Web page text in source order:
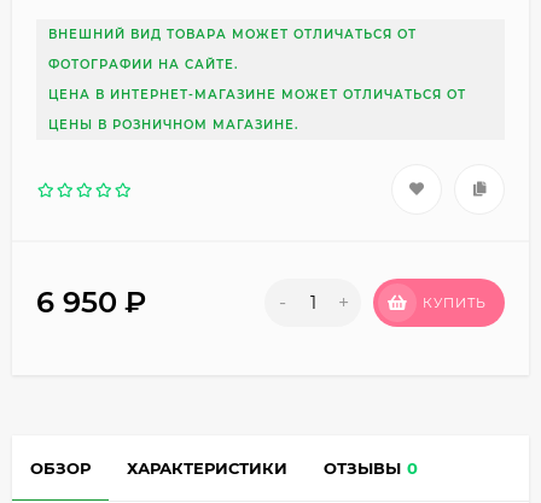
ВНЕШНИЙ ВИД ТОВАРА МОЖЕТ ОТЛИЧАТЬСЯ ОТ
ФОТОГРАФИИ НА САЙТЕ.
ЦЕНА В ИНТЕРНЕТ-МАГАЗИНЕ МОЖЕТ ОТЛИЧАТЬСЯ ОТ
ЦЕНЫ В РОЗНИЧНОМ МАГАЗИНЕ.
6 950 ₽ - + КУПИТЬ
ОБЗОР ХАРАКТЕРИСТИКИ ОТЗЫВЫ 0